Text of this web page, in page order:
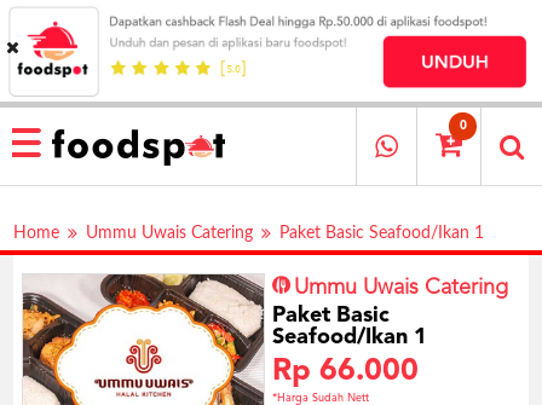
HOME
MENU
RESTAURANT
PESAN
OUR
COMPANY
KATA
MEREKA
KATALOG
0
Home Ummu Uwais Catering Paket Basic Seafood/Ikan 1
Ummu Uwais Catering
Paket Basic
Seafood/Ikan 1
Rp 66.000
*Harga Sudah Nett